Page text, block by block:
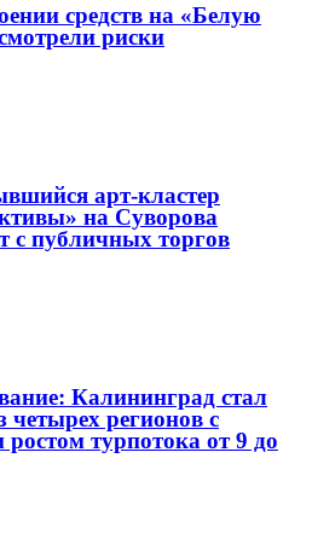
средств на «Белую
риски
арт-кластер
на Суворова
с публичных торгов
Калининград стал
четырех регионов с
турпотока от 9 до